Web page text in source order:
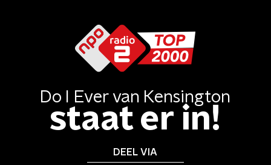
Do I Ever van Kensington
staat er in!
DEEL VIA